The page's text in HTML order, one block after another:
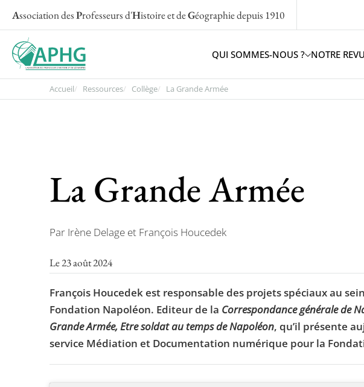
Association desProfesseurs d'Histoire et deGéographiedepuis 1910
QUI SOMMES-NOUS ? NOTRE
Accueil Ressources Collège La Grande Armée
La Grande Armée
Par Irène Delage et François Houcedek
Le 23 août 2024
François Houcedek est responsable des projets spéciaux au
Fondation Napoléon. Editeur de la Correspondance générale de
Grande Armée, Etre soldat au temps de Napoléon, qu’il présente
service Médiation et Documentation numérique pour la